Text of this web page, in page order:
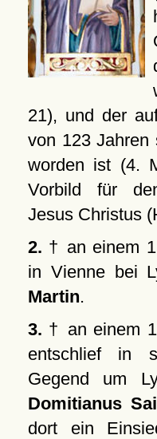
21), und der
von 123 Jahren
worden ist (4.
Vorbild für
Jesus Christus
2. † an einem
in Vienne bei
Martin.
3. † an einem
entschlief in
Gegend um
Domitianus
dort ein